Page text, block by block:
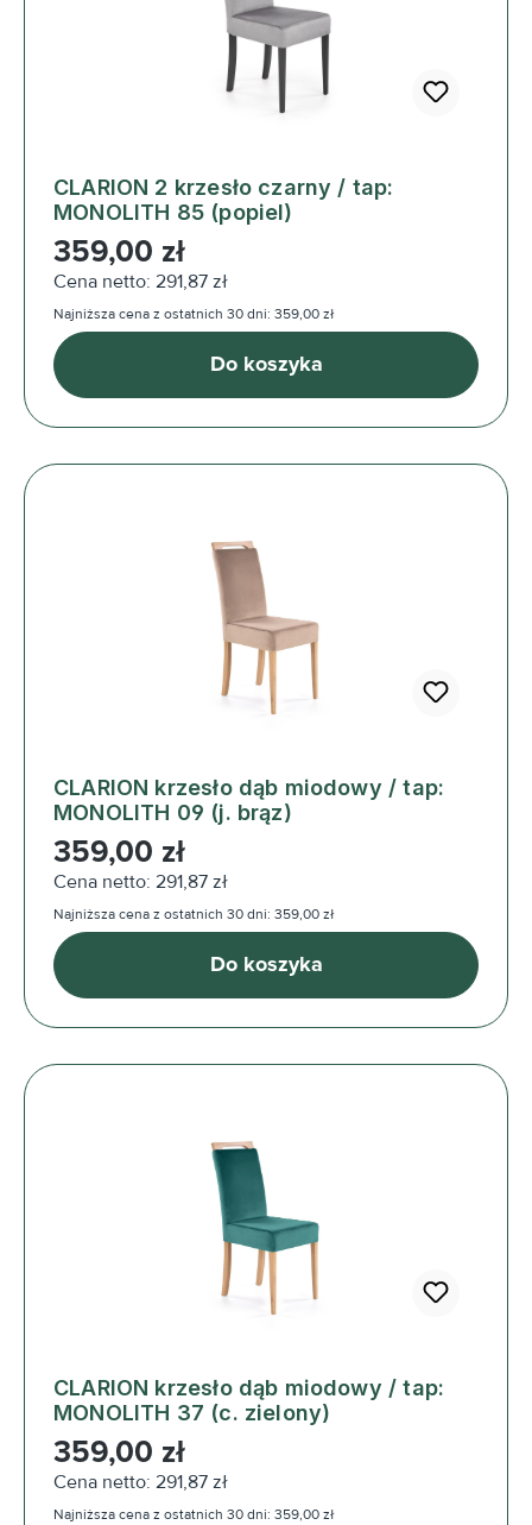
CLARION 2 krzesło czarny / tap:
MONOLITH 85 (popiel)
Cena regularna:
359,00 zł
Cena netto: 291,87 zł
Najniższa cena z ostatnich 30 dni: 359,00 zł
Do koszyka
CLARION krzesło dąb miodowy / tap:
MONOLITH 09 (j. brąz)
Cena regularna:
359,00 zł
Cena netto: 291,87 zł
Najniższa cena z ostatnich 30 dni: 359,00 zł
Do koszyka
CLARION krzesło dąb miodowy / tap:
MONOLITH 37 (c. zielony)
Cena regularna:
359,00 zł
Cena netto: 291,87 zł
Najniższa cena z ostatnich 30 dni: 359,00 zł